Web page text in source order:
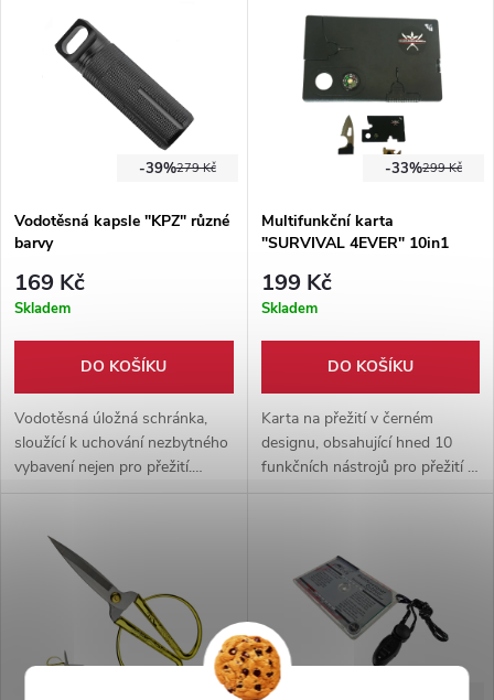
279 Kč
-39%
Vodotěsná kapsle "KPZ" různé
barvy
169 Kč
Skladem
DO KOŠÍKU
Vodotěsná úložná schránka,
sloužící k uchování nezbytného
vybavení nejen pro přežití.
Černá / zelená / oranžová barva
299 Kč
-33%
Multifunkční karta
"SURVIVAL 4EVER" 10in1
199 Kč
Skladem
DO KOŠÍKU
Karta na přežití v černém
designu, obsahující hned 10
funkčních nástrojů pro přežití v
nepříznivých podmínkách.